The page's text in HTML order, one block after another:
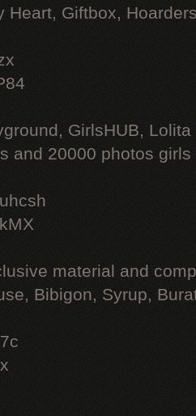
Heart, Giftbox,
GirlsHUB, Lolita
and 20000 photos
material and
Bibigon, Syrup,